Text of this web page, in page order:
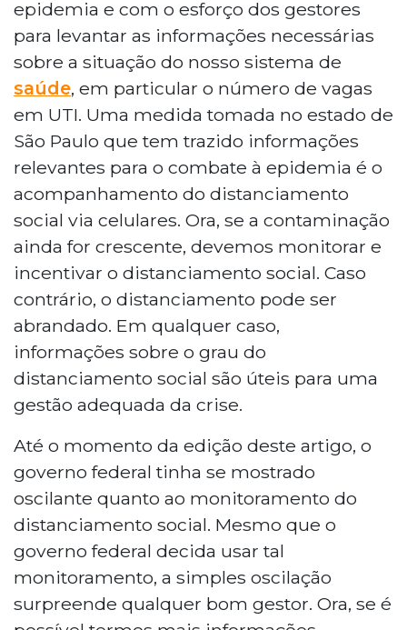
epidemia e com o esforço dos gestores
para levantar as informações necessárias
sobre a situação do nosso sistema de
saúde, em particular o número de vagas
em UTI. Uma medida tomada no estado de
São Paulo que tem trazido informações
relevantes para o combate à epidemia é o
acompanhamento do distanciamento
social via celulares. Ora, se a contaminação
ainda for crescente, devemos monitorar e
incentivar o distanciamento social. Caso
contrário, o distanciamento pode ser
abrandado. Em qualquer caso,
informações sobre o grau do
distanciamento social são úteis para uma
gestão adequada da crise.
Até o momento da edição deste artigo, o
governo federal tinha se mostrado
oscilante quanto ao monitoramento do
distanciamento social. Mesmo que o
governo federal decida usar tal
monitoramento, a simples oscilação
surpreende qualquer bom gestor. Ora, se é